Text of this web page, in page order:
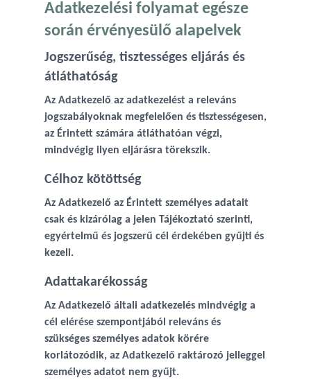
Adatkezelési folyamat egésze
során érvényesülő alapelvek
Jogszerűség, tisztességes eljárás és
átláthatóság
Az Adatkezelő az adatkezelést a releváns
jogszabályoknak megfelelően és tisztességesen,
az Érintett számára átláthatóan végzi,
mindvégig ilyen eljárásra törekszik.
Célhoz kötöttség
Az Adatkezelő az Érintett személyes adatait
csak és kizárólag a jelen Tájékoztató szerinti,
egyértelmű és jogszerű cél érdekében gyűjti és
kezeli.
Adattakarékosság
Az Adatkezelő általi adatkezelés mindvégig a
cél elérése szempontjából releváns és
szükséges személyes adatok körére
korlátozódik, az Adatkezelő raktározó jelleggel
személyes adatot nem gyűjt.